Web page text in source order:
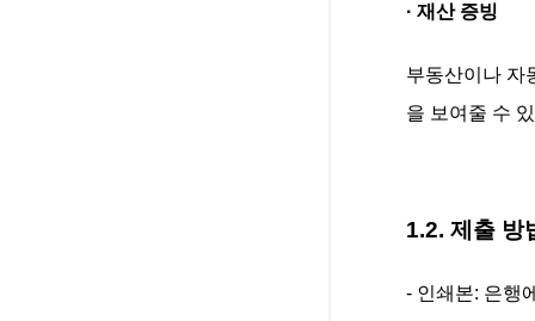
· 재산 증빙
부동산이나 자
을 보여줄 수
1.2. 제출 방
- 인쇄본: 은행